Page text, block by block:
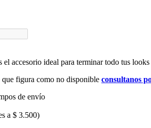
el accesorio ideal para terminar todo tus
que figura como no disponible consultanos
de envío
a $ 3.500)